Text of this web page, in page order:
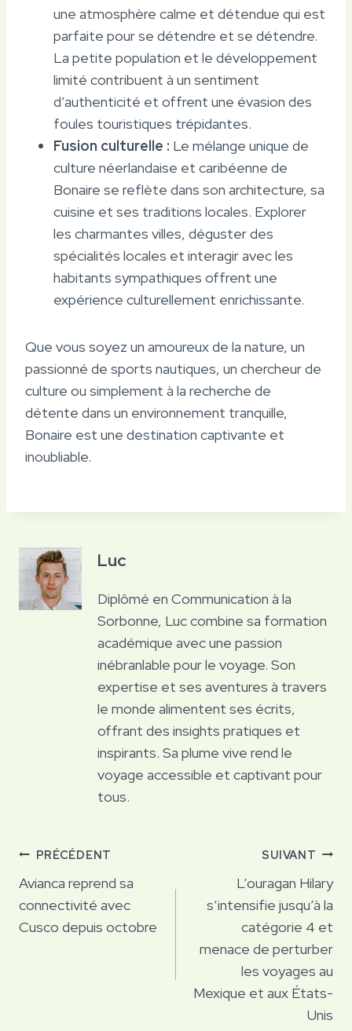
une atmosphère calme et détendue qui est
parfaite pour se détendre et se détendre.
La petite population et le développement
limité contribuent à un sentiment
d’authenticité et offrent une évasion des
foules touristiques trépidantes.
Fusion culturelle : Le mélange unique de
culture néerlandaise et caribéenne de
Bonaire se reflète dans son architecture, sa
cuisine et ses traditions locales. Explorer
les charmantes villes, déguster des
spécialités locales et interagir avec les
habitants sympathiques offrent une
expérience culturellement enrichissante.
Que vous soyez un amoureux de la nature, un
passionné de sports nautiques, un chercheur de
culture ou simplement à la recherche de
détente dans un environnement tranquille,
Bonaire est une destination captivante et
inoubliable.
Luc
Diplômé en Communication à la
Sorbonne, Luc combine sa formation
académique avec une passion
inébranlable pour le voyage. Son
expertise et ses aventures à travers
le monde alimentent ses écrits,
offrant des insights pratiques et
inspirants. Sa plume vive rend le
voyage accessible et captivant pour
tous.
Navigation
de
l’article
PRÉCÉDENT
Avianca reprend sa
connectivité avec
Cusco depuis octobre
SUIVANT
L’ouragan Hilary
s’intensifie jusqu’à la
catégorie 4 et
menace de perturber
les voyages au
Mexique et aux États-
Unis